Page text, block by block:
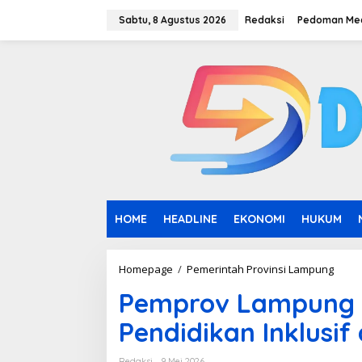
Sabtu, 8 Agustus 2026 Redaksi Pedoman
HOME HEADLINE EKONOMI HUKUM
Homepage / Pemerintah Provinsi Lampung
m
p
r
o
Pemprov Lampung
Pendidikan